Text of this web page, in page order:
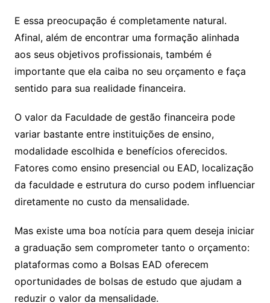
E essa preocupação é completamente natural.
Afinal, além de encontrar uma formação alinhada
aos seus objetivos profissionais, também é
importante que ela caiba no seu orçamento e faça
sentido para sua realidade financeira.
O valor da Faculdade de gestão financeira pode
variar bastante entre instituições de ensino,
modalidade escolhida e benefícios oferecidos.
Fatores como ensino presencial ou EAD, localização
da faculdade e estrutura do curso podem influenciar
diretamente no custo da mensalidade.
Mas existe uma boa notícia para quem deseja iniciar
a graduação sem comprometer tanto o orçamento:
plataformas como a Bolsas EAD oferecem
oportunidades de bolsas de estudo que ajudam a
reduzir o valor da mensalidade.